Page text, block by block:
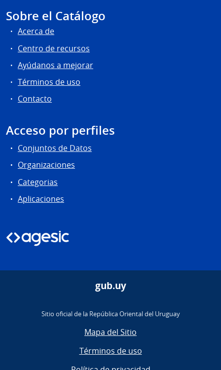
Sobre el Catálogo
Acerca de
Centro de recursos
Ayúdanos a mejorar
Términos de uso
Contacto
Acceso por perfiles
Conjuntos de Datos
Organizaciones
Categorias
Aplicaciones
gub.uy
Sitio oficial de la República Oriental del Uruguay
Mapa del Sitio
Términos de uso